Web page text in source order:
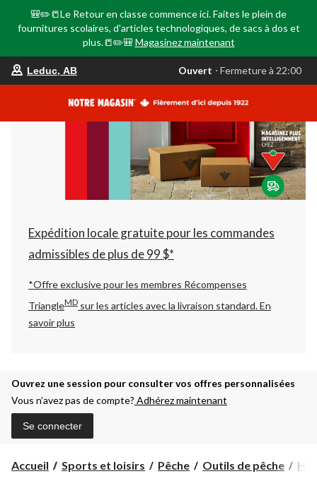
🎒✏️📒Le Retour en classe commence ici. Faites le plein de
fournitures scolaires, d'articles technologiques, de sacs à dos et
plus.📒✏️🎒 Magasinez maintenant
votre
est
AB,
Ouvert,
Fermeture
à
22:00
changer
Leduc, AB Ouvert ⋅ Fermeture à 22:00
Expédition locale gratuite pour les commandes
admissibles de plus de 99 $*
*Offre exclusive pour les membres Récompenses
TriangleMD sur les articles avec la livraison standard.En
savoir plus
Ouvrez une session pour consulter vos offres personnalisées
Vous n’avez pas de compte? Adhérez maintenant
Se connecter
Accueil Sports et loisirs Pêche Outils de pêche